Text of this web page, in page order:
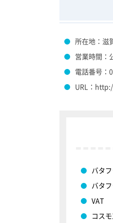
所在地：滋
営業時間：
電話番号：
URL：
バタ
バタ
VAT
コス